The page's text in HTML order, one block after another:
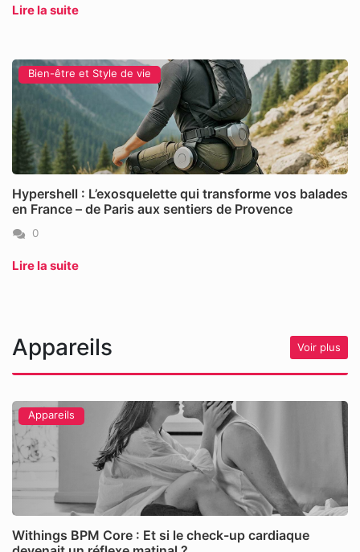
Lire la suite
Bien-être et Style de vie
Hypershell : L’exosquelette qui transforme vos balades
en France – de Paris aux sentiers de Provence
0
Lire la suite
Appareils Voir plus
Appareils
Withings BPM Core : Et si le check-up cardiaque